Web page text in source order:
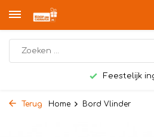
Feestelijk
Terug Home Bord Vlinder